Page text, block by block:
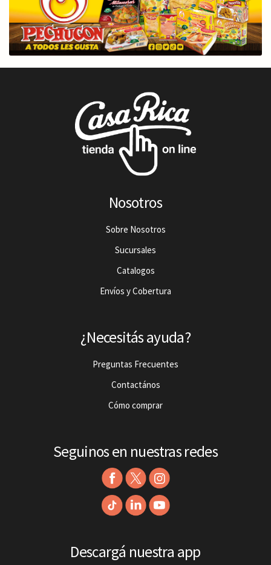
Nosotros
Sobre Nosotros
Sucursales
Catalogos
Envíos y Cobertura
¿Necesitás ayuda?
Preguntas Frecuentes
Contactános
Cómo comprar
Seguinos en nuestras redes
Descargá nuestra app